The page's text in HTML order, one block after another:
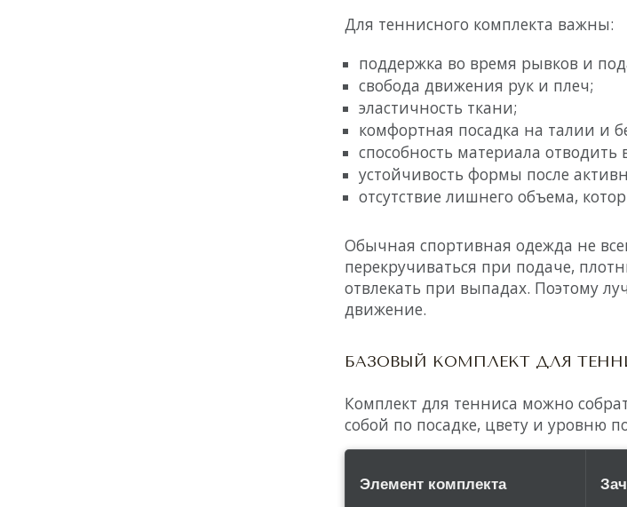
Для теннисного комплекта важны:
поддержка во время рывков и
свобода движения рук и плеч;
эластичность ткани;
комфортная посадка на талии и
способность материала отводить
устойчивость формы после
отсутствие лишнего объема,
Обычная спортивная одежда не
перекручиваться при подаче,
отвлекать при выпадах. Поэтому
движение.
БАЗОВЫЙ КОМПЛЕКТ ДЛЯ
Комплект для тенниса можно
собой по посадке, цвету и уровню
Элемент комплекта